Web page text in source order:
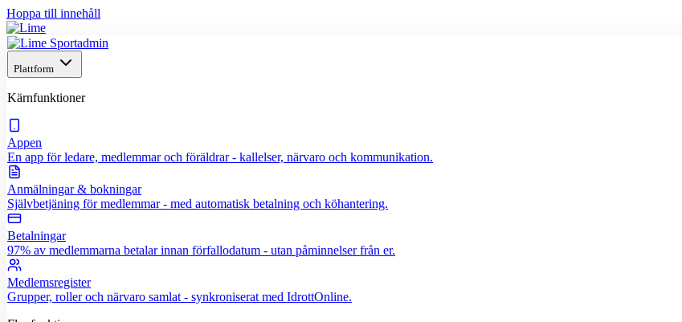
Hoppa till innehåll
Plattform
Kärnfunktioner
Appen
En app för ledare, medlemmar och föräldrar - kallelser, närvaro och kommunikation.
Anmälningar & bokningar
Självbetjäning för medlemmar - med automatisk betalning och köhantering.
Betalningar
97% av medlemmarna betalar innan förfallodatum - utan påminnelser från er.
Medlemsregister
Grupper, roller och närvaro samlat - synkroniserat med IdrottOnline.